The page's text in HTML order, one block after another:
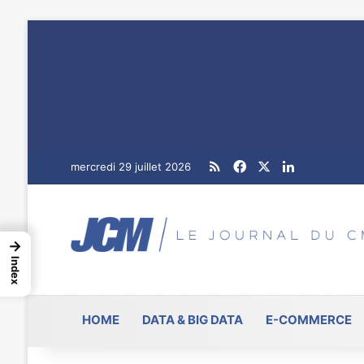
mercredi 29 juillet 2026 RSSFacebookLinkedin
HOME DATA & BIG DATA E-COMMERCE
→
Index